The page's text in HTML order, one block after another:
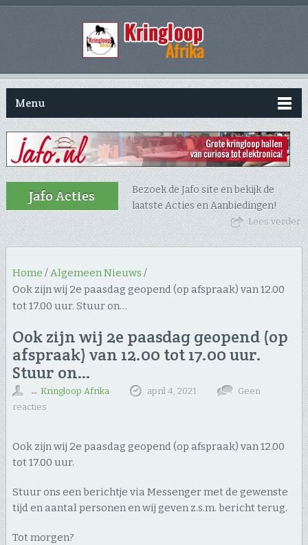
Menu
Jafo Acties
Bezoek de Jafo site en bekijk de
laatste Acties en Aanbiedingen!
Lees verder
Home /Algemeen Nieuws /
Ook zijn wij 2e paasdag geopend (op afspraak) van 12.00
tot 17.00 uur. Stuur on…
Ook zijn wij 2e paasdag geopend (op
afspraak) van 12.00 tot 17.00 uur.
Stuur on…
↔ Kringloop Afrika april 4, 2021
Geen
reacties
Ook zijn wij 2e paasdag geopend (op afspraak) van 12.00
tot 17.00 uur.
Stuur ons een berichtje via Messenger met de gewenste
tijd en aantal personen en wij geven z.s.m. bericht terug.
Tot morgen?